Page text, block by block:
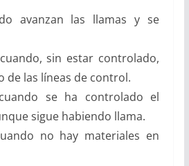
avanzan las llamas y se
sin estar controlado,
de las líneas de control.
se ha controlado el
sigue habiendo llama.
no hay materiales en